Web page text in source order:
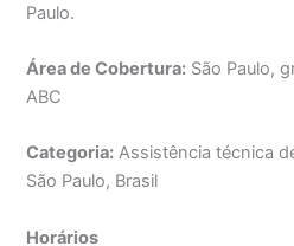
Paulo.
Área de Cobertura: São Paulo,
ABC
Categoria: Assistência técnica
São Paulo, Brasil
Horários